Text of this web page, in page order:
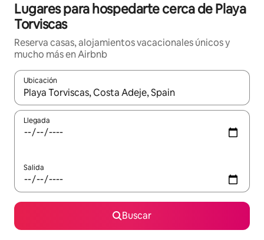
Lugares para hospedarte cerca de Playa
Torviscas
Reserva casas, alojamientos vacacionales únicos y
mucho más en Airbnb
Ubicación
Cuando los resultados estén disponibles, podrás navegar
Llegada
Salida
Buscar